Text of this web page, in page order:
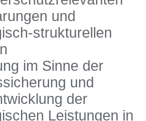
und
strukturellen
im Sinne der
und
der
Leistungen in